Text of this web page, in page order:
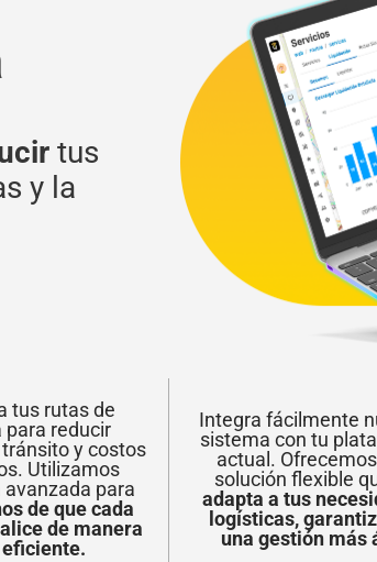
tus
y la
tus rutas de
para reducir
y costos
Utilizamos
para
de que cada
de manera
Integra fácilmente
sistema con tu
actual.
solución flexible
adapta a tus
logísticas,
una gestión más